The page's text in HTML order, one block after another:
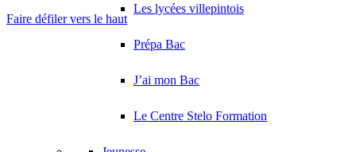
Les lycées villepintois
Prépa Bac
J’ai mon Bac
Le Centre Stelo Formation
Faire défiler vers le haut